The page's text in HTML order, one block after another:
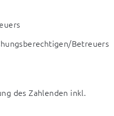
Betreuers
des Zahlenden inkl.